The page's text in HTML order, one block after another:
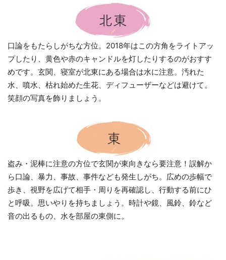
口論をもたらしがちな方位。2018年はこの方角をライトアッ
プしたり、黄色や赤のキャンドルを灯したりするのがおすす
めです。玄関、寝室が北東にある場合は水に注意。汚れた
水、噴水、枯れ始めた生花、ディフューザーなどは避けて。
笑顔の写真を飾りましょう。
盗み・泥棒に注意の方位で玄関が東向きなら要注意！誤解か
ら口論、暴力、事故、事件なども発生しがち。広めの歩幅で
歩き、視野を広げて相手・周りを再確認し、行動する前にひ
と呼吸。思いやりを持ちましょう。時計や鏡、風鈴、鈴など
音の出るもの、水を部屋の東側に。